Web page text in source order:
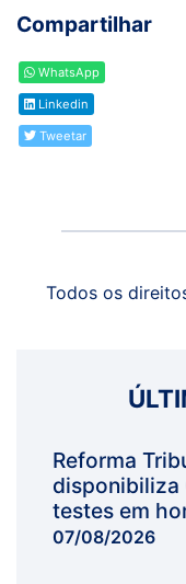
Compartilhar
WhatsApp
Linkedin
Tweetar
Todos os
Reforma
disponibiliza
testes em
07/08/2026